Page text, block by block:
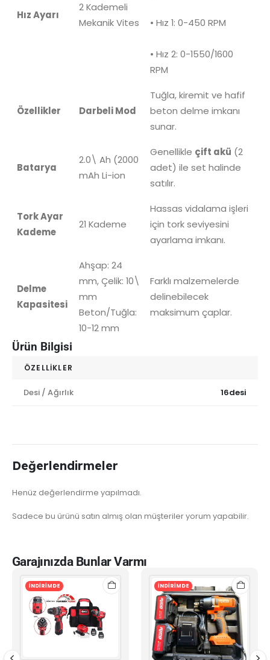
Hız Ayarı
2 Kademeli
Mekanik Vites
• Hız 1: 0-450 RPM
• Hız 2: 0-1550/1600
RPM
Özellikler Darbeli Mod
Tuğla, kiremit ve hafif
beton delme imkanı
sunar.
Batarya
2.0\ Ah (2000
mAh Li-ion
Genellikle çift akü (2
adet) ile set halinde
satılır.
Tork Ayar
Kademe
21 Kademe
Hassas vidalama işleri
için tork seviyesini
ayarlama imkanı.
Delme
Kapasitesi
Ahşap: 24
mm, Çelik: 10\
mm
Beton/Tuğla:
10-12 mm
Farklı malzemelerde
delinebilecek
maksimum çaplar.
Ürün Bilgisi
ÖZELLIKLER
Desi / Ağırlık 16desi
Değerlendirmeler
Henüz değerlendirme yapılmadı.
Sadece bu ürünü satın almış olan müşteriler yorum yapabilir.
Garajınızda Bunlar Varmı
İNDİRİMDE İNDİRİMDE